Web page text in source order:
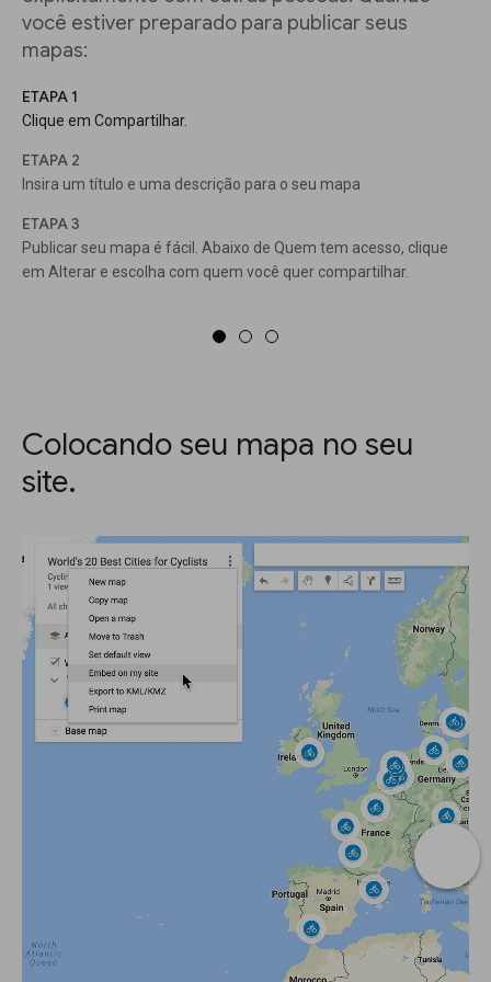
você estiver preparado para publicar seus
mapas:
ETAPA 1
Clique em Compartilhar.
ETAPA 2
Insira um título e uma descrição para o seu mapa
ETAPA 3
Publicar seu mapa é fácil. Abaixo de Quem tem acesso, clique
em Alterar e escolha com quem você quer compartilhar.
Colocando seu mapa no seu
site.